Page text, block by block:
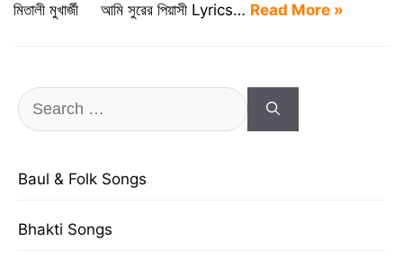
মিতালী মুখার্জী আমি সুরের পিয়াসী Lyrics… Read More »
Search
for:
Baul & Folk Songs
Bhakti Songs